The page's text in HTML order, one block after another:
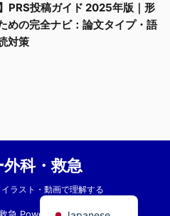
PRS投稿ガイド 2025年版｜形
めの完全ナビ：論文タイプ・語
対策
科・救急
ラスト・動画で理解する
English